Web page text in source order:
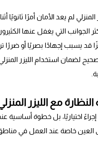
المنزلي لم يعد الأمان أمرًا
التي يغفل عنها
يسبب إجهادًا بصريًا أو ضررًا
لضمان استخدام الليزر
مع الليزر
اختياريًا، بل خطوة أساسية
العين خاصة عند العمل في